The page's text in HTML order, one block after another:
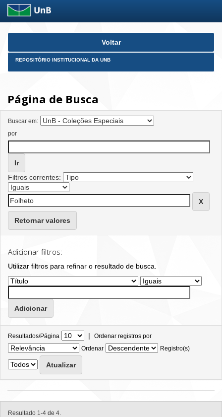
Skip
Voltar
REPOSITÓRIO INSTITUCIONAL DA UNB
Página de Busca
Buscar em:
por
Filtros correntes:
Retornar valores
Adicionar filtros:
Utilizar filtros para refinar o resultado de busca.
Resultados/Página | Ordenar registros por
Ordenar
Registro(s)
Resultado 1-4 de 4.